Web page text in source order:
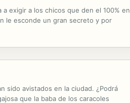
exigir a los chicos que den el 100% en
le esconde un gran secreto y por
sido avistados en la ciudad. ¿Podrá
que la baba de los caracoles